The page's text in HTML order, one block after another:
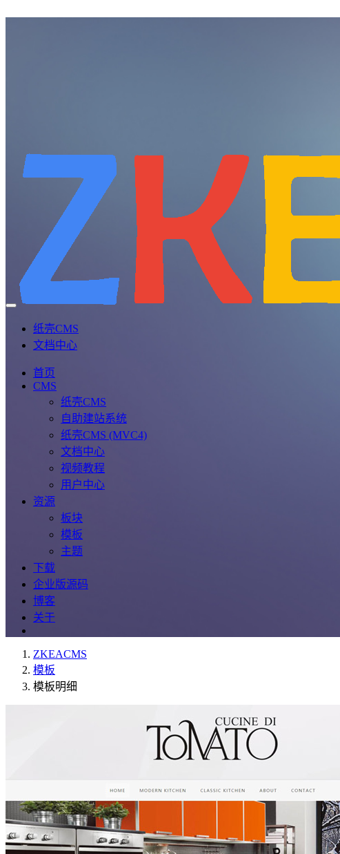
纸壳CMS
文档中心
首页
CMS
纸壳CMS
自助建站系统
纸壳CMS (MVC4)
文档中心
视频教程
用户中心
资源
板块
模板
主题
下载
企业版源码
博客
关于
ZKEACMS
模板
模板明细